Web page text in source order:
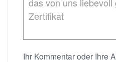
Ihr Kommentar oder Ihre